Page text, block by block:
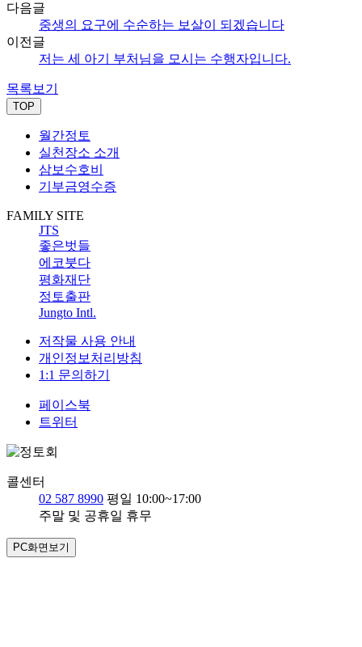
다음글
중생의 요구에 수순하는 보살이 되겠습니다
이전글
저는 세 아기 부처님을 모시는 수행자입니다.
목록보기
TOP
월간정토
실천장소 소개
삼보수호비
기부금영수증
FAMILY SITE
JTS
좋은벗들
에코붓다
평화재단
정토출판
Jungto Intl.
저작물 사용 안내
개인정보처리방침
1:1 문의하기
페이스북
트위터
콜센터
02 587 8990 평일 10:00~17:00
주말 및 공휴일 휴무
PC화면보기